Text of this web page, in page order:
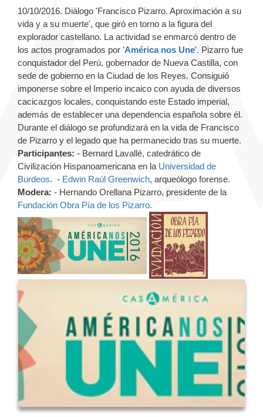
10/10/2016. Diálogo 'Francisco Pizarro. Aproximación a su
vida y a su muerte', que giró en torno a la figura del
explorador castellano. La actividad se enmarcó dentro de
los actos programados por 'América nos Une'. Pizarro fue
conquistador del Perú, gobernador de Nueva Castilla, con
sede de gobierno en la Ciudad de los Reyes. Consiguió
imponerse sobre el Imperio incaico con ayuda de diversos
cacicazgos locales, conquistando este Estado imperial,
además de establecer una dependencia española sobre él.
Durante el diálogo se profundizará en la vida de Francisco
de Pizarro y el legado que ha permanecido tras su muerte.
Participantes: - Bernard Lavallé, catedrático de
Civilización Hispanoamericana en la Universidad de
Burdeos. - Edwin Raúl Greenwich, arqueólogo forense.
Modera: - Hernando Orellana Pizarro, presidente de la
Fundación Obra Pía de los Pizarro.